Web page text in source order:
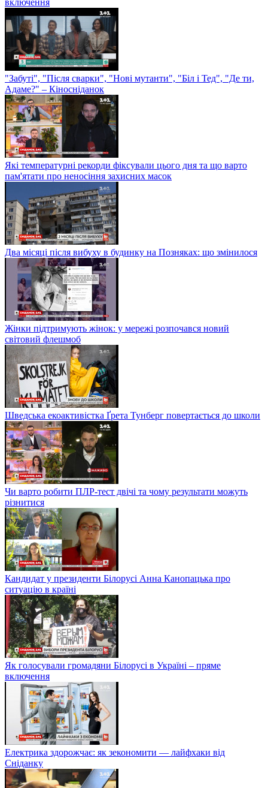
Якою буде погода в Україні у новорічну ніч — пряме
включення
"Забуті", "Після сварки", "Нові мутанти", "Біл і Тед", "Де ти,
Адаме?" – Кіносніданок
Які температурні рекорди фіксували цього дня та що варто
пам'ятати про неносіння захисних масок
Два місяці після вибуху в будинку на Позняках: що змінилося
Жінки підтримують жінок: у мережі розпочався новий
світовий флешмоб
Шведська екоактивістка Ґрета Тунберг повертається до школи
Чи варто робити ПЛР-тест двічі та чому результати можуть
різнитися
Кандидат у президенти Білорусі Анна Канопацька про
ситуацію в країні
Як голосували громадяни Білорусі в Україні – пряме
включення